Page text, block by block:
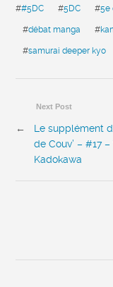
##5DC #5DC #5e
#débat manga #
#samurai deeper kyo
Next Post
←
Le supplément
de Couv’ – #17
Kadokawa